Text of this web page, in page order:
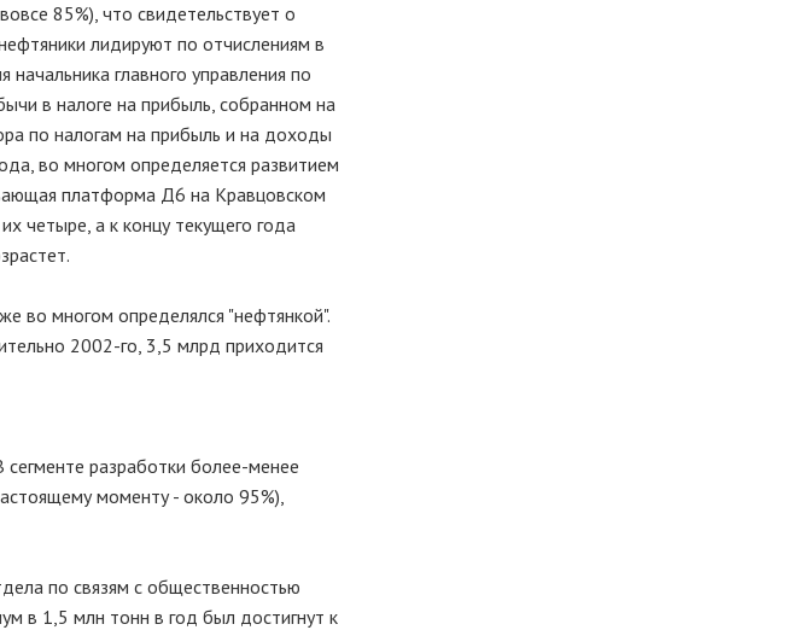
85%), что свидетельствует о
лидируют по отчислениям в
главного управления по
в налоге на прибыль, собранном на
по налогам на прибыль и на доходы
во многом определяется развитием
платформа Д6 на Кравцовском
четыре, а к концу текущего года
во многом определялся "нефтянкой".
2002-го, 3,5 млрд приходится
разработки более-менее
моменту - около 95%),
по связям с общественностью
в 1,5 млн тонн в год был достигнут к